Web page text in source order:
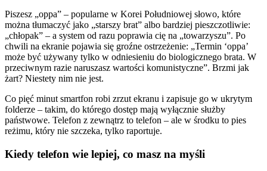
Piszesz „oppa” – popularne w Korei Południowej słowo, które
można tłumaczyć jako „starszy brat” albo bardziej pieszczotliwie:
„chłopak” – a system od razu poprawia cię na „towarzyszu”. Po
chwili na ekranie pojawia się groźne ostrzeżenie: „Termin ‘oppa’
może być używany tylko w odniesieniu do biologicznego brata. W
przeciwnym razie naruszasz wartości komunistyczne”. Brzmi jak
żart? Niestety nim nie jest.
Co pięć minut smartfon robi zrzut ekranu i zapisuje go w ukrytym
folderze – takim, do którego dostęp mają wyłącznie służby
państwowe. Telefon z zewnątrz to telefon – ale w środku to pies
reżimu, który nie szczeka, tylko raportuje.
Kiedy telefon wie lepiej, co masz na myśli